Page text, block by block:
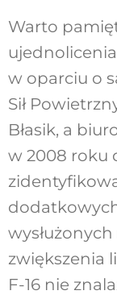
Warto
w oparciu o
Sił
Błasik, a
w 2008 roku
zwiększenia
F-16 nie